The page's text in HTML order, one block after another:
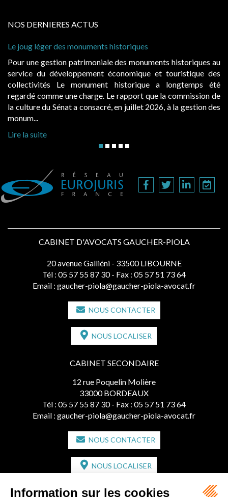
NOS DERNIERES ACTUS
au
des
été
de
des
Cabines de plage : le juge admet des redevances
Evocatrices des bains de mer, les cabanes de plage
également un beau sujet domanial. Installées sur le
public, elles donnent lieu au paiement d’une
d’occupation. Saisies par des occupants contestant de
hausses, les juridictions administratives ont clarifié les règ...
Lire la suite
CABINET D'AVOCATS GAUCHER-PIOLA
20 avenue Galliéni - 33500 LIBOURNE
Tél : 05 57 55 87 30 - Fax : 05 57 51 73 64
Email : gaucher-piola@gaucher-piola-avocat.fr
NOUS CONTACTER
NOUS LOCALISER
CABINET SECONDAIRE
12 rue Poquelin Molière
33000 BORDEAUX
Tél : 05 57 55 87 30 - Fax : 05 57 51 73 64
Email : gaucher-piola@gaucher-piola-avocat.fr
NOUS CONTACTER
NOUS LOCALISER
CABINET SECONDAIRE